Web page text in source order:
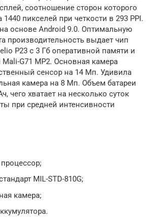
соотношение сторон которого
1440 пикселей при четкости в 293 PPI.
основе Android 9.0. Оптимальную
производительность выдает чип
P23 с 3 Гб оперативной памяти и
Mali-G71 MP2. Основная камера
сенсор на 14 Мп. Удивила
камера на 8 Мп. Объем батареи
чего хватает на несколько суток
при средней интенсивности
MIL-STD-810G;
камера;